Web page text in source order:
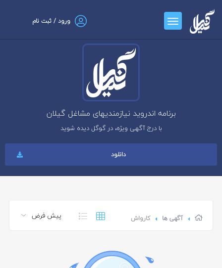
ورود / ثبت نام
برنامه اندروید نیازمندیهای مشاغل گیلان
با درج آگهی ویژه، در گوگل دیده شوید
دانلود
آگهی ها کارواش